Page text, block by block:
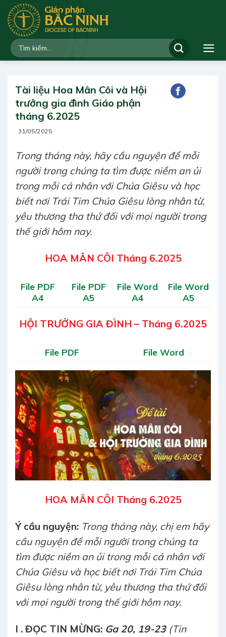
qua
dung
Tài liệu Hoa Mân Côi và Hội
trưởng gia đình Giáo phận
tháng 6.2025
31/05/2025
Trong tháng này, hãy cầu nguyện để mỗi
người trong chúng ta tìm được niềm an ủi
trong mỗi cá nhân với Chúa Giêsu và học
biết nơi Trái Tim Chúa Giêsu lòng nhân từ,
yêu thương tha thứ đối với mọi người trong
thế giới hôm nay.
HOA MÂN CÔI Tháng 6.2025
File PDF
A4
File PDF
A5
File Word
A4
File Word
A5
HỘI TRƯỞNG GIA ĐÌNH – Tháng 6.2025
File PDF File Word
HOA MÂN CÔI Tháng 6.2025
Ý cầu nguyện: Trong tháng này, chị em hãy
cầu nguyện để mỗi người trong chúng ta
tìm được niềm an ủi trong mỗi cá nhân với
Chúa Giêsu và học biết nơi Trái Tim Chúa
Giêsu lòng nhân từ, yêu thương tha thứ đối
với mọi người trong thế giới hôm nay.
I . ĐỌC TIN MỪNG: Ga 20, 19-23(Tin